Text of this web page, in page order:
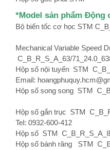
*Model sản phẩm Động
Bộ biến tốc cơ học STM
Mechanical Variable Speed
C_B_R_S_A_63/
Hộp số nội tuyến STM
Email:
Hộp số song song STM
Hộp số gắn trục STM
Tel: 0932-600-412
Hộp số STM
Hộp số bánh răng
STM